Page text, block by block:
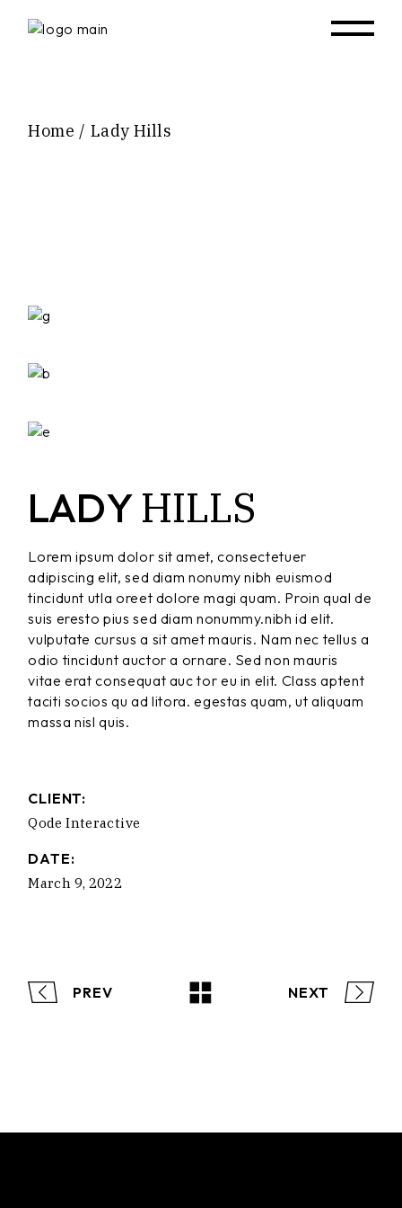
Home Lady Hills
LADYHILLS
Lorem ipsum dolor sit amet, consectetuer
adipiscing elit, sed diam nonumy nibh euismod
tincidunt utla oreet dolore magi quam. Proin qual de
suis eresto pius sed diam nonummy.nibh id elit.
vulputate cursus a sit amet mauris. Nam nec tellus a
odio tincidunt auctor a ornare. Sed non mauris
vitae erat consequat auc tor eu in elit. Class aptent
taciti socios qu ad litora. egestas quam, ut aliquam
massa nisl quis.
CLIENT:
Qode Interactive
DATE:
March 9, 2022
PREV NEXT